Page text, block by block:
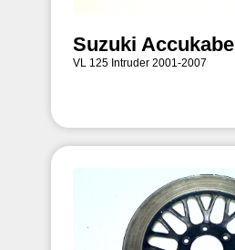
Suzuki Accukabel
VL 125 Intruder 2001-2007